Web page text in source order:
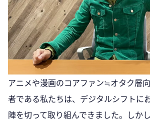
アニメや漫画のコアファン≒オタク層
者である私たちは、デジタルシフトに
陣を切って取り組んできました。しか